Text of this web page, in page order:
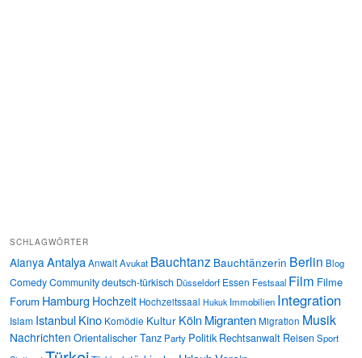
SCHLAGWÖRTER
AlanyaAntalyaAnwaltAvukat Bauchtanz Bauchtänzerin Berlin Blog
ComedyCommunitydeutsch-türkisch Düsseldorf Essen Festsaal Film Filme
Forum Hamburg Hochzeit Hochzeitssaal Hukuk Immobilien Integration
Islam IstanbulKino Komödie Kultur Köln MigrantenMigration Musik
Nachrichten Orientalischer Tanz Party Politik Rechtsanwalt ReisenSport